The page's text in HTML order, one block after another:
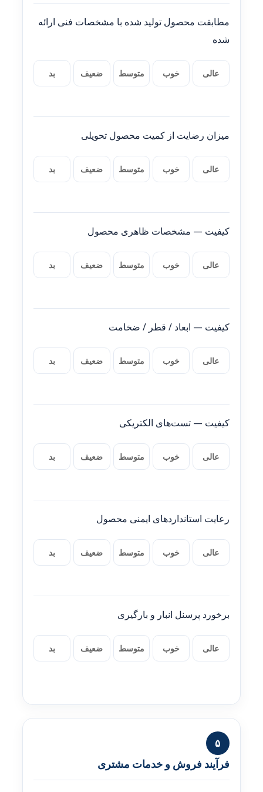
مطابقت محصول تولید شده با مشخصات فنی ارائه
شده
عالی خوب متوسط ضعیف بد
میزان رضایت از کمیت محصول تحویلی
عالی خوب متوسط ضعیف بد
کیفیت — مشخصات ظاهری محصول
عالی خوب متوسط ضعیف بد
کیفیت — ابعاد / قطر / ضخامت
عالی خوب متوسط ضعیف بد
کیفیت — تست‌های الکتریکی
عالی خوب متوسط ضعیف بد
رعایت استانداردهای ایمنی محصول
عالی خوب متوسط ضعیف بد
برخورد پرسنل انبار و بارگیری
عالی خوب متوسط ضعیف بد
۵
فرآیند فروش و خدمات مشتری